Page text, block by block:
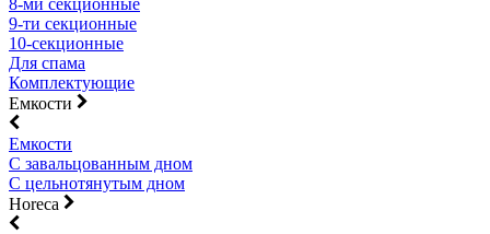
8-ми секционные
9-ти секционные
10-секционные
Для спама
Комплектующие
Емкости
Емкости
С завальцованным дном
С цельнотянутым дном
Horeca